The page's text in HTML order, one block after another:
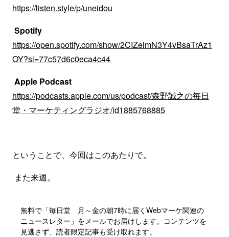
https://listen.style/p/uneidou
Spotify
https://open.spotify.com/show/2CIZeimN3Y4vBsaTrAz1
OY?si=77c57d6c0eca4c44
Apple Podcast
https://podcasts.apple.com/us/podcast/森野誠之の毎日
堂・マーケティングラジオ/id1885768885
ということで、今回はこのあたりで。
また来週。
無料で「毎日堂 月～金の朝7時に届くWebマーケ関連の
ニュースレター」をメールでお届けします。コンテンツを
見逃さず、読者限定記事も受け取れます。